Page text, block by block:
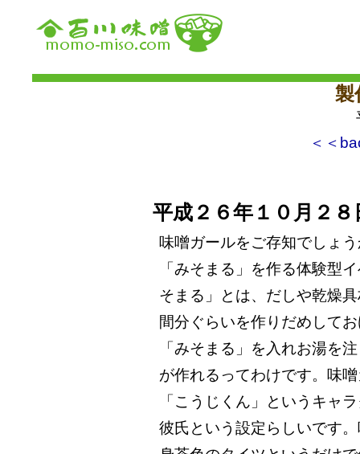
製
＜＜
平成２６年１０月２
味噌ガールをご存知でしょ
「みそまる」を作る体験型
そまる」とは、だしや乾燥
間分ぐらいを作りだめして
「みそまる」を入れお湯を
が作れるってわけです。味
「こうじくん」というキャ
彼氏という設定らしいです